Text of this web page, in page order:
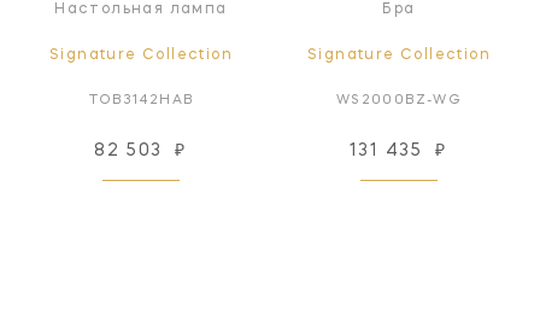
Настольная лампа
Signature Collection
TOB3142HAB
82 503 ₽
Бра
Signature Collection
WS2000BZ-WG
131 435 ₽